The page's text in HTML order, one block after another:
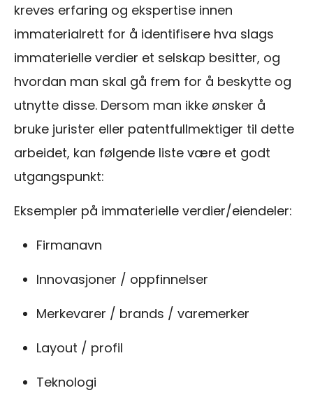
kreves erfaring og ekspertise innen
immaterialrett for å identifisere hva slags
immaterielle verdier et selskap besitter, og
hvordan man skal gå frem for å beskytte og
utnytte disse. Dersom man ikke ønsker å
bruke jurister eller patentfullmektiger til dette
arbeidet, kan følgende liste være et godt
utgangspunkt:
Eksempler på immaterielle verdier/eiendeler:
Firmanavn
Innovasjoner / oppfinnelser
Merkevarer / brands / varemerker
Layout / profil
Teknologi